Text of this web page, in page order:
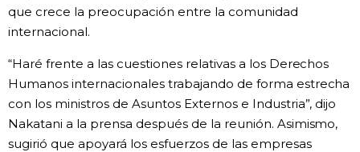
Gente
Blog
Tokio
que crece la preocupación entre la comunidad
internacional.
“Haré frente a las cuestiones relativas a los Derechos
Humanos internacionales trabajando de forma estrecha
con los ministros de Asuntos Externos e Industria”, dijo
Nakatani a la prensa después de la reunión. Asimismo,
sugirió que apoyará los esfuerzos de las empresas